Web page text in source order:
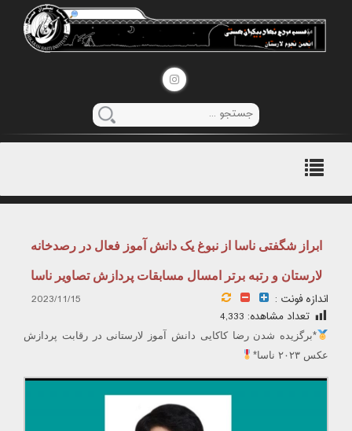
منوی
اصلی
ابراز شگفتی ناسا از نبوغ یک دانش آموز فعال در رصدخانه
لارستان و رتبه برتر امسال مسابقات پردازش تصاویر ناسا
اندازه فونت :
2023/11/15
تعداد مشاهده: 4,333
*برگزیده شدن رضا کاکایی دانش آموز لارستانی در رقابت پردازش
عکس ۲۰۲۳ ناسا*